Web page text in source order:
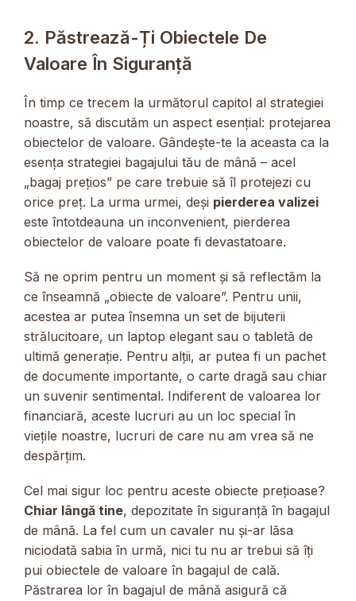
2. Păstrează-Ți Obiectele De
Valoare În Siguranță
În timp ce trecem la următorul capitol al strategiei
noastre, să discutăm un aspect esențial: protejarea
obiectelor de valoare. Gândește-te la aceasta ca la
esența strategiei bagajului tău de mână – acel
„bagaj prețios” pe care trebuie să îl protejezi cu
orice preț. La urma urmei, deși pierderea valizei
este întotdeauna un inconvenient, pierderea
obiectelor de valoare poate fi devastatoare.
Să ne oprim pentru un moment și să reflectăm la
ce înseamnă „obiecte de valoare”. Pentru unii,
acestea ar putea însemna un set de bijuterii
strălucitoare, un laptop elegant sau o tabletă de
ultimă generație. Pentru alții, ar putea fi un pachet
de documente importante, o carte dragă sau chiar
un suvenir sentimental. Indiferent de valoarea lor
financiară, aceste lucruri au un loc special în
viețile noastre, lucruri de care nu am vrea să ne
despărțim.
Cel mai sigur loc pentru aceste obiecte prețioase?
Chiar lângă tine, depozitate în siguranță în bagajul
de mână. La fel cum un cavaler nu și-ar lăsa
niciodată sabia în urmă, nici tu nu ar trebui să îți
pui obiectele de valoare în bagajul de cală.
Păstrarea lor în bagajul de mână asigură că